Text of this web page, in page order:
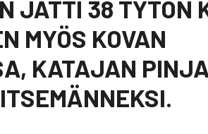
JÄTTI 38 TYTÖN
MYÖS KOVAN
KATAJAN